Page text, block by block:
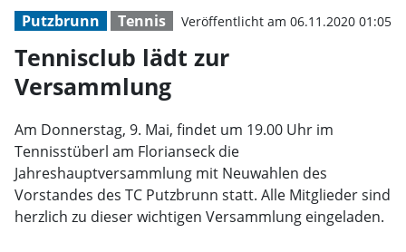
Putzbrunn Tennis Veröffentlicht am 06.11.2020 01:05
Tennisclub lädt zur
Versammlung
Am Donnerstag, 9. Mai, findet um 19.00 Uhr im
Tennisstüberl am Florianseck die
Jahreshauptversammlung mit Neuwahlen des
Vorstandes des TC Putzbrunn statt. Alle Mitglieder sind
herzlich zu dieser wichtigen Versammlung eingeladen.